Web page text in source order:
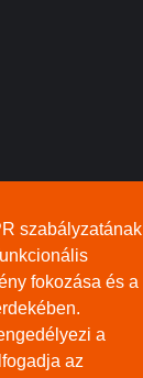
szabályzatának
fokozása és a
a
az